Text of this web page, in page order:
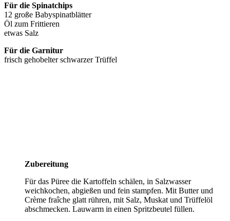
Für die Spinatchips
12 große Babyspinatblätter
Öl zum Frittieren
etwas Salz
Für die Garnitur
frisch gehobelter schwarzer Trüffel
Zubereitung
Für das Püree die Kartoffeln schälen, in Salzwasser
weichkochen, abgießen und fein stampfen. Mit Butter und
Crème fraîche glatt rühren, mit Salz, Muskat und Trüffelöl
abschmecken. Lauwarm in einen Spritzbeutel füllen.